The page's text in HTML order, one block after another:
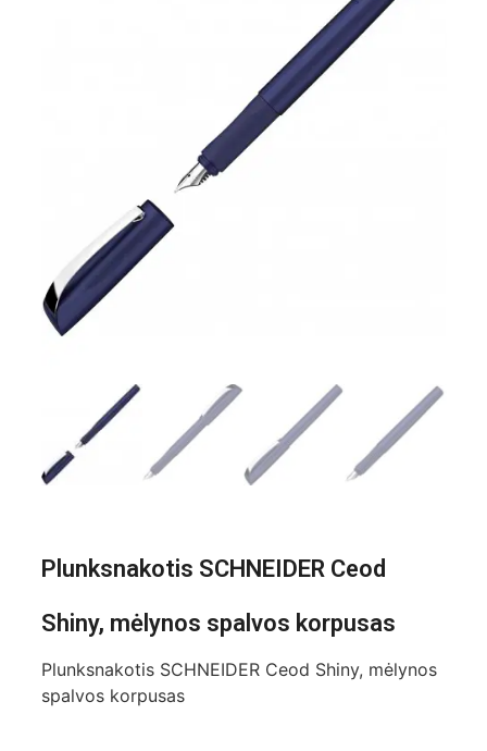
Plunksnakotis SCHNEIDER Ceod
Shiny, mėlynos spalvos korpusas
Plunksnakotis SCHNEIDER Ceod Shiny, mėlynos
spalvos korpusas